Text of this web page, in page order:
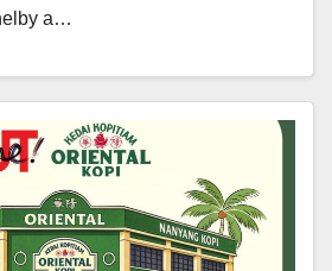
a…